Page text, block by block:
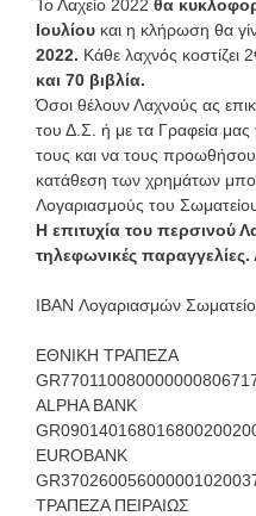
Το Λαχείο 2022 θα
Ιουλίου και η κλήρωση θα
2022. Κάθε λαχνός κοστίζει
και 70 βιβλία.
Όσοι θέλουν Λαχνούς ας
του Δ.Σ. ή με τα Γραφεία
τους και να τους
κατάθεση των χρημάτων
Λογαριασμούς του
Η επιτυχία του περσινού
τηλεφωνικές
IBAN Λογαριασμών
ΕΘΝΙΚΗ ΤΡΑΠΕΖΑ
ALPHA BANK
EUROBANK
ΤΡΑΠΕΖΑ ΠΕΙΡΑΙΩΣ